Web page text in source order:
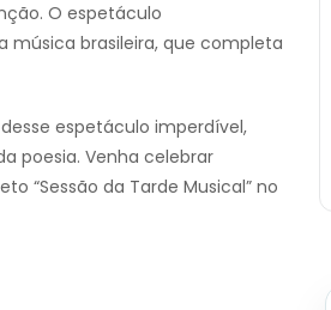
O espetáculo
música brasileira, que completa
espetáculo imperdível,
poesia. Venha celebrar
“Sessão da Tarde Musical” no